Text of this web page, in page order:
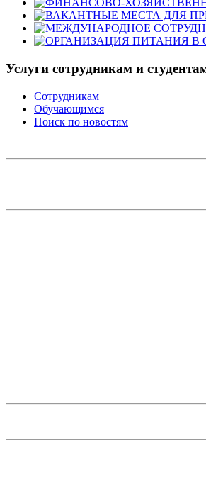
Услуги сотрудникам и
Сотрудникам
Обучающимся
Поиск по новостям